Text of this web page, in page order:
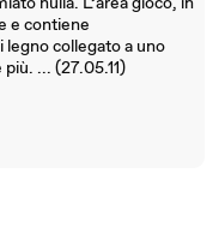
e contiene
collegato a uno
... (27.05.11)